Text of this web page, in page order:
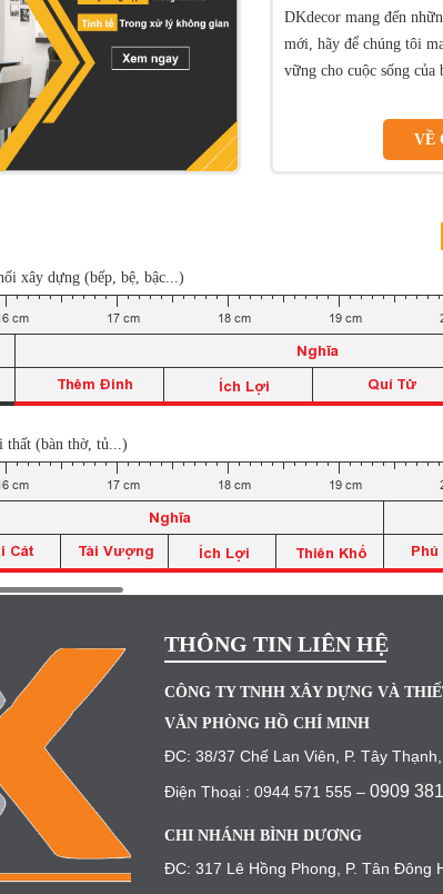
DKdecor mang đến
mới, hãy để chúng tôi
vững cho cuộc sống
VỀ
xây dựng (bếp, bệ, bậc...)
thất (bàn thờ, tủ...)
THÔNG TIN LIÊN HỆ
CÔNG TY TNHH XÂY DỰNG VÀ
VĂN PHÒNG HỒ CHÍ MINH
ĐC: 38/37 Chế Lan Viên, P. Tây
Điện Thoại : 0944 571 555 – 0909
CHI NHÁNH BÌNH DƯƠNG
ĐC: 317 Lê Hồng Phong, P. Tân Đông